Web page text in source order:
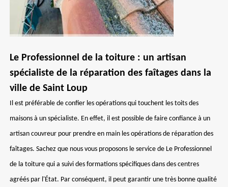
Le Professionnel de la toiture : un artisan
spécialiste de la réparation des faîtages dans la
ville de Saint Loup
Il est préférable de confier les opérations qui touchent les toits des
maisons à un spécialiste. En effet, il est possible de faire confiance à un
artisan couvreur pour prendre en main les opérations de réparation des
faîtages. Sachez que nous vous proposons le service de Le Professionnel
de la toiture qui a suivi des formations spécifiques dans des centres
agréés par l'État. Par conséquent, il peut garantir une très bonne qualité